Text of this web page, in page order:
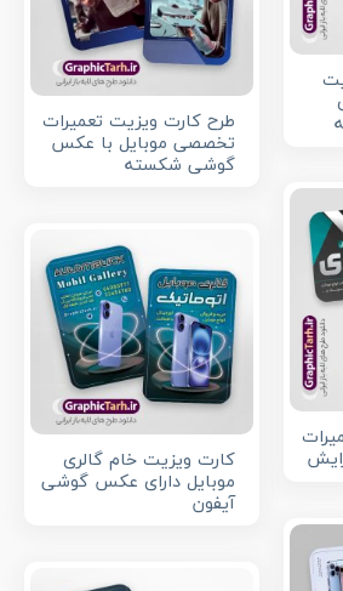
طرح کارت ویزیت تعمیرات
تخصصی موبایل با عکس
گوشی شکسته
کارت ویزیت خام گالری
موبایل دارای عکس گوشی
آیفون